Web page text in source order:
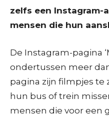
zelfs een Instagram-
mensen die hun
De Instagram-pagina
ondertussen meer
pagina zijn filmpjes te
hun bus of trein
mensen die voor een